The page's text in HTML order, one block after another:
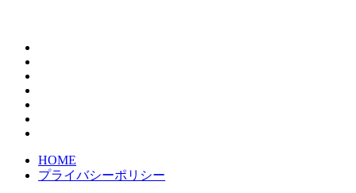
HOME
プライバシーポリシー